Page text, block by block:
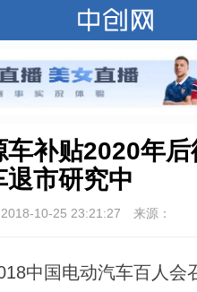
车补贴2020年后
退市研究中
2018-10-25 23:21:27 来源：
中国电动汽车百人会